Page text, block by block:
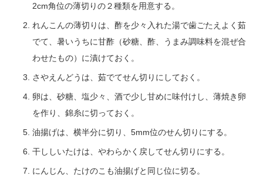
2cm角位の薄切りの２種類を用意する。
れんこんの薄切りは、酢を少々入れた湯で歯ごたえよく茹
でて、暑いうちに甘酢（砂糖、酢、うまみ調味料を混ぜ合
わせたもの）に漬けておく。
さやえんどうは、茹でてせん切りにしておく。
卵は、砂糖、塩少々、酒で少し甘めに味付けし、薄焼き卵
を作り、錦糸に切っておく。
油揚げは、横半分に切り、5mm位のせん切りにする。
干ししいたけは、やわらかく戻してせん切りにする。
にんじん、たけのこも油揚げと同じ位に切る。